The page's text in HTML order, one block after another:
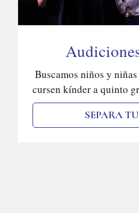
Buscamos niños y
cursen kínder a quinto
SEPARA